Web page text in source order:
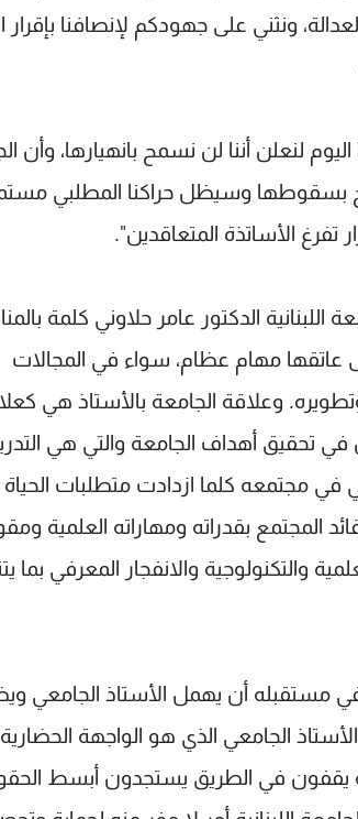
ونثني على جهودكم لإنصافنا بإقرار
لنعلن أننا لن نسمح بانهيارها، وأن
بسقوطها وسيظل حراكنا المطلبي
الأساتذة المتعاقدين".
اللبنانية الدكتور عامر حلاوني كلمة
عاتقها مهام عظام، سواء في المجالات
وعلاقة الجامعة بالأستاذ هي
في تحقيق أهداف الجامعة والتي هي
في مجتمعه كلما ازدادت متطلبات الحياة
المجتمع بقدراته ومهاراته العلمية
والتكنولوجية والانفجار المعرفي بما
مستقبله أن يهمل الأستاذ الجامعي
الجامعي الذي هو الواجهة الحضارية
يقفون في الطريق يستجدون أبسط